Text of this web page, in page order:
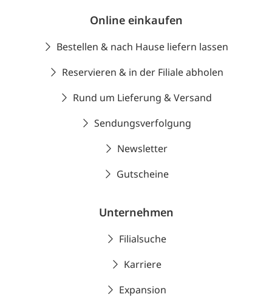
Online einkaufen
Bestellen & nach Hause liefern lassen
Reservieren & in der Filiale abholen
Rund um Lieferung & Versand
Sendungsverfolgung
Newsletter
Gutscheine
Unternehmen
Filialsuche
Karriere
Expansion